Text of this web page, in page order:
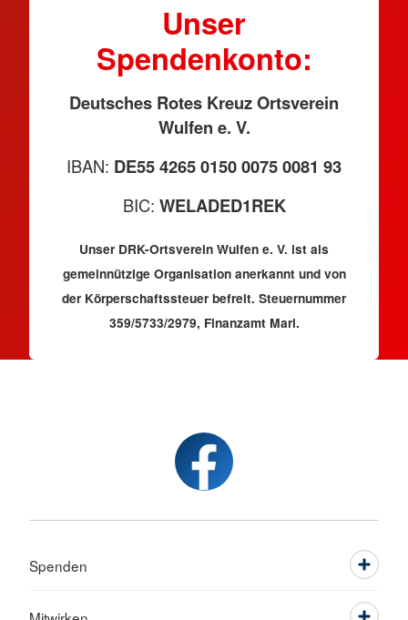
Unser
Spendenkonto:
Deutsches Rotes Kreuz Ortsverein
Wulfen e. V.
IBAN: DE55 4265 0150 0075 0081 93
BIC: WELADED1REK
Unser DRK-Ortsverein Wulfen e. V. ist als
gemeinnützige Organisation anerkannt und von
der Körperschaftssteuer befreit. Steuernummer
359/5733/2979, Finanzamt Marl.
Spenden